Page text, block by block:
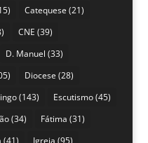
Catequese (21)
CNE (39)
D. Manuel (33)
Diocese (28)
(143) Escutismo(45)
(34) Fátima (31)